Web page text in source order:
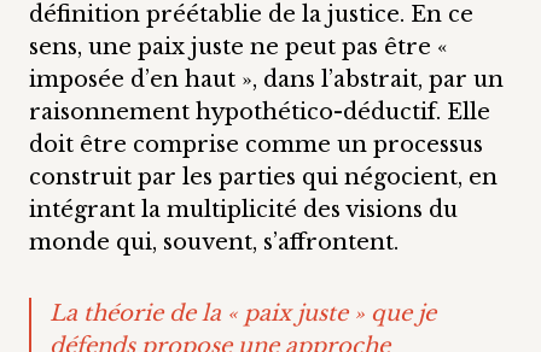
définition préétablie de la justice. En ce
sens, une paix juste ne peut pas être «
imposée d’en haut », dans l’abstrait, par un
raisonnement hypothético-déductif. Elle
doit être comprise comme un processus
construit par les parties qui négocient, en
intégrant la multiplicité des visions du
monde qui, souvent, s’affrontent.
La théorie de la « paix juste » que je
défends propose une approche